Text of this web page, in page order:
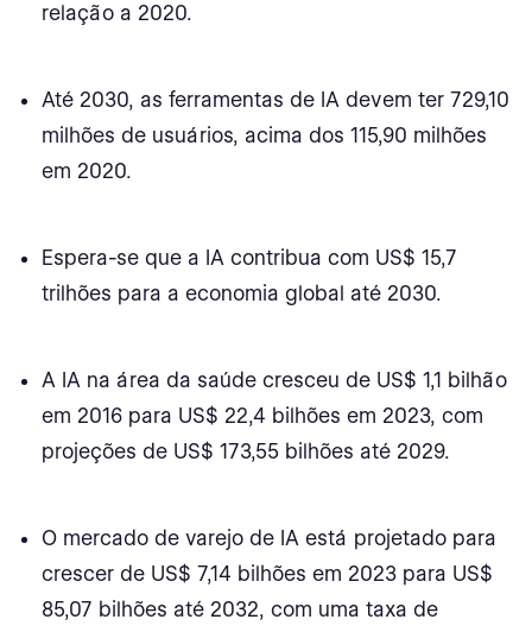
IA e trapaça
Futuro da IA na Educação
IA nas estatísticas de SEO
IA geral no uso de SEO
Melhoria de desempenho e conteúdo
E-commerce e IA em SEO
IA na criação de conteúdo
Principais impactos e desafios
relação a 2020.
Até 2030, as ferramentas de IA devem ter 729,10
milhões de usuários, acima dos 115,90 milhões
em 2020.
Espera-se que a IA contribua com US$ 15,7
trilhões para a economia global até 2030.
A IA na área da saúde cresceu de US$ 1,1 bilhão
em 2016 para US$ 22,4 bilhões em 2023, com
projeções de US$ 173,55 bilhões até 2029.
O mercado de varejo de IA está projetado para
crescer de US$ 7,14 bilhões em 2023 para US$
85,07 bilhões até 2032, com uma taxa de